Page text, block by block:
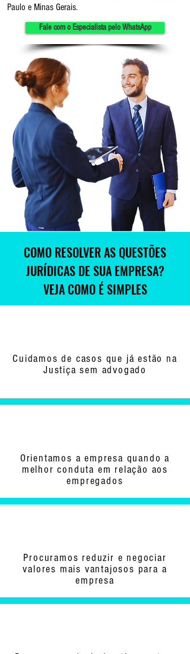
Paulo e Minas Gerais.
Fale com o Especialista pelo WhatsApp
COMO RESOLVER AS QUESTÕES
JURÍDICAS DE SUA EMPRESA?
VEJA COMO É SIMPLES
Cuidamos de casos que já estão na
Justiça sem advogado
Orientamos a empresa quando a
melhor conduta em relação aos
empregados
Procuramos reduzir e negociar
valores mais vantajosos para a
empresa